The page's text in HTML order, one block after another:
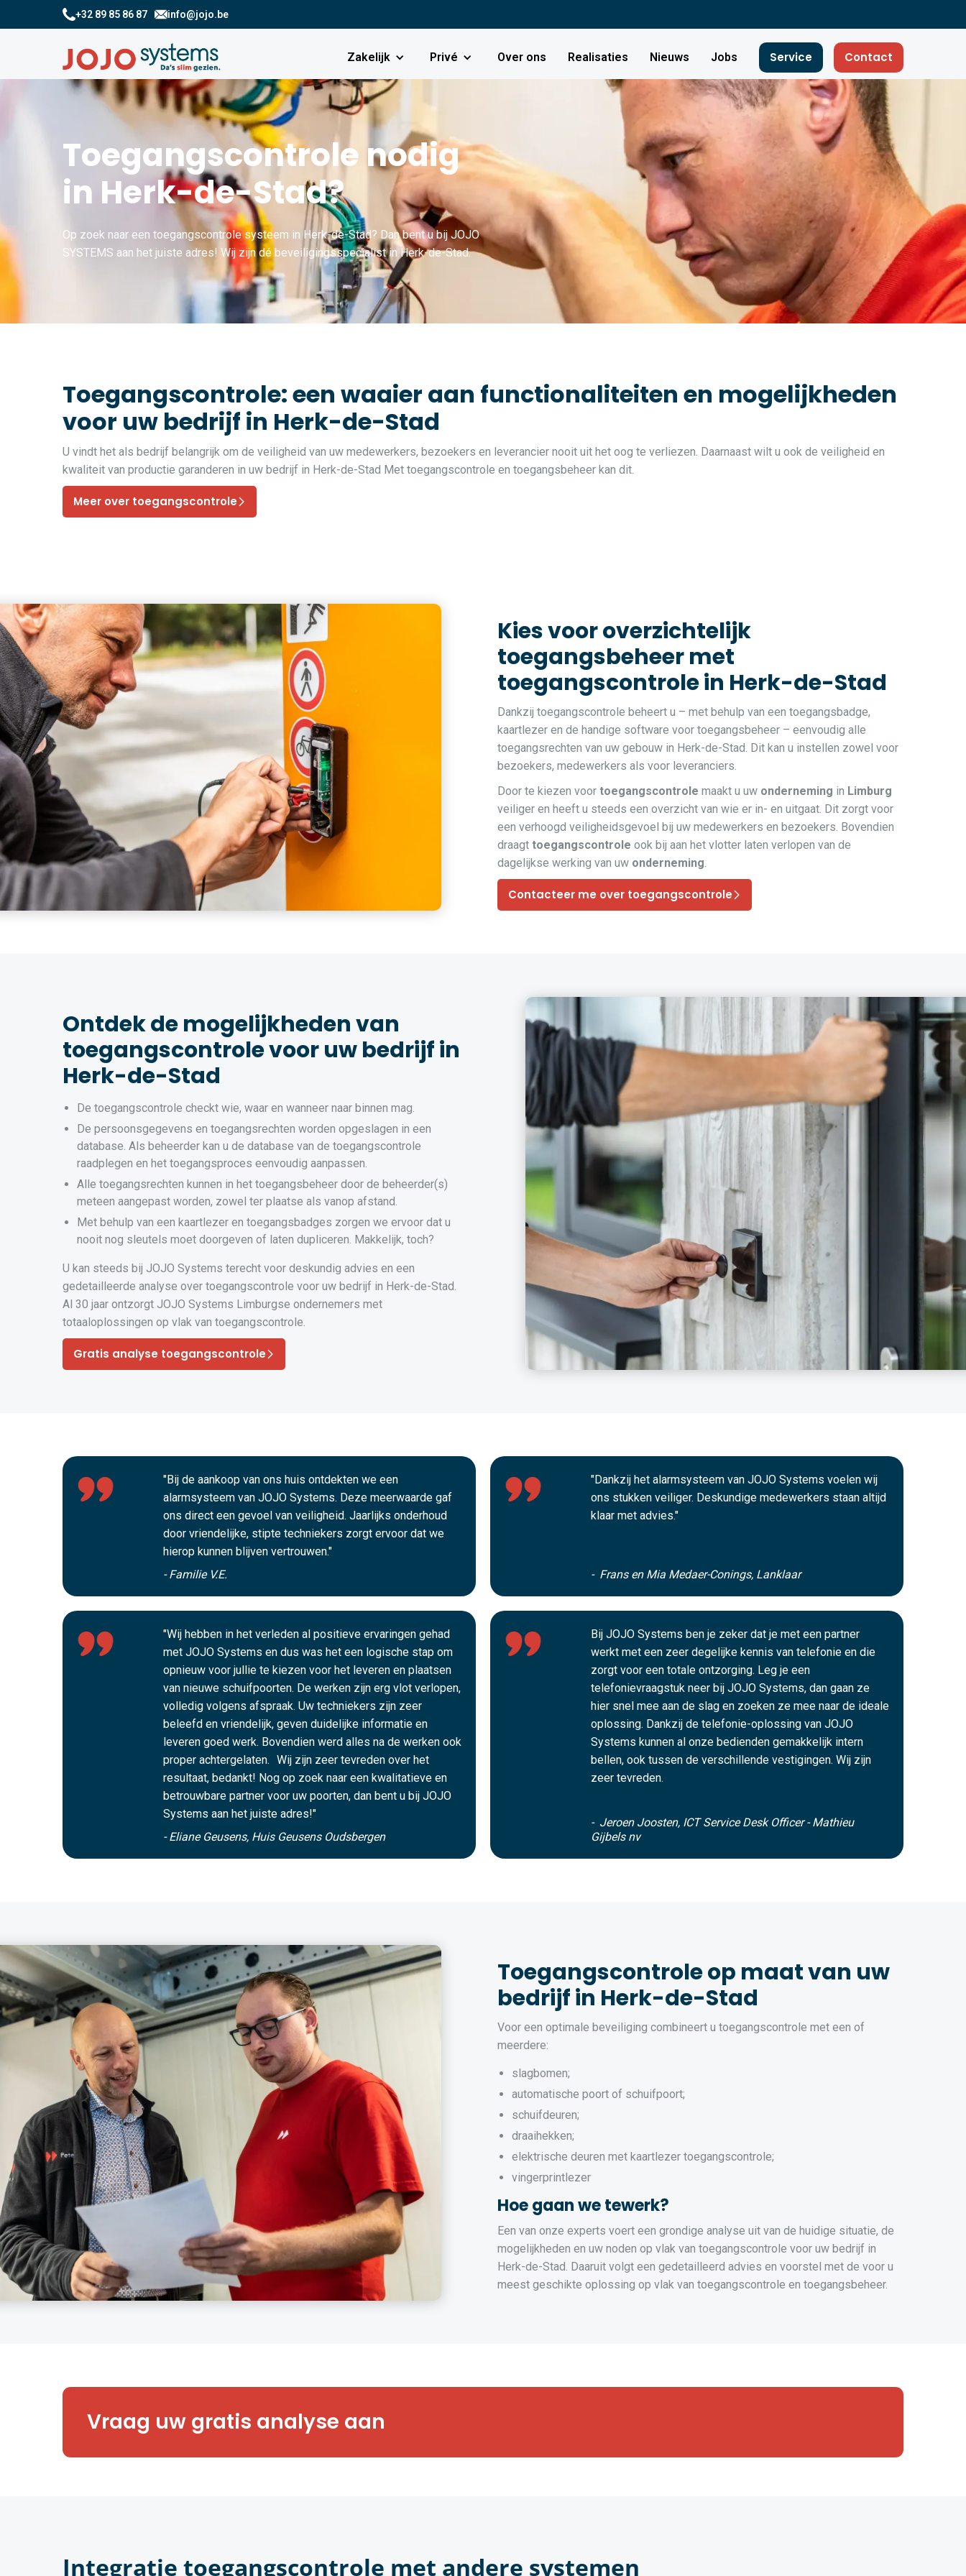
+32 89 85 86 87 info@jojo.be
Zakelijk Privé Over ons Realisaties Nieuws Jobs Service Contact
Toegangscontrole nodig
in Herk-de-Stad?
Op zoek naar een toegangscontrole systeem in Herk-de-Stad? Dan bent u bij JOJO
SYSTEMS aan het juiste adres! Wij zijn dé beveiligingsspecialist in Herk-de-Stad.
Toegangscontrole: een waaier aan functionaliteiten en mogelijkheden
voor uw bedrijf in Herk-de-Stad
U vindt het als bedrijf belangrijk om de veiligheid van uw medewerkers, bezoekers en leverancier nooit uit het oog te verliezen. Daarnaast wilt u ook de veiligheid en
kwaliteit van productie garanderen in uw bedrijf in Herk-de-Stad Met toegangscontrole en toegangsbeheer kan dit.
Meer over toegangscontrole
Kies voor overzichtelijk
toegangsbeheer met
toegangscontrole in Herk-de-Stad
Dankzij toegangscontrole beheert u – met behulp van een toegangsbadge,
kaartlezer en de handige software voor toegangsbeheer – eenvoudig alle
toegangsrechten van uw gebouw in Herk-de-Stad. Dit kan u instellen zowel voor
bezoekers, medewerkers als voor leveranciers.
Door te kiezen voor toegangscontrole maakt u uw onderneming in Limburg
veiliger en heeft u steeds een overzicht van wie er in- en uitgaat. Dit zorgt voor
een verhoogd veiligheidsgevoel bij uw medewerkers en bezoekers. Bovendien
draagt toegangscontrole ook bij aan het vlotter laten verlopen van de
dagelijkse werking van uw onderneming.
Contacteer me over toegangscontrole
Ontdek de mogelijkheden van
toegangscontrole voor uw bedrijf in
Herk-de-Stad
De toegangscontrole checkt wie, waar en wanneer naar binnen mag.
De persoonsgegevens en toegangsrechten worden opgeslagen in een
database. Als beheerder kan u de database van de toegangscontrole
raadplegen en het toegangsproces eenvoudig aanpassen.
Alle toegangsrechten kunnen in het toegangsbeheer door de beheerder(s)
meteen aangepast worden, zowel ter plaatse als vanop afstand.
Met behulp van een kaartlezer en toegangsbadges zorgen we ervoor dat u
nooit nog sleutels moet doorgeven of laten dupliceren. Makkelijk, toch?
U kan steeds bij JOJO Systems terecht voor deskundig advies en een
gedetailleerde analyse over toegangscontrole voor uw bedrijf in Herk-de-Stad.
Al 30 jaar ontzorgt JOJO Systems Limburgse ondernemers met
totaaloplossingen op vlak van toegangscontrole.
Gratis analyse toegangscontrole
"Bij de aankoop van ons huis ontdekten we een
alarmsysteem van JOJO Systems. Deze meerwaarde gaf
ons direct een gevoel van veiligheid. Jaarlijks onderhoud
door vriendelijke, stipte techniekers zorgt ervoor dat we
hierop kunnen blijven vertrouwen."
- Familie V.E.
"Dankzij het alarmsysteem van JOJO Systems voelen wij
ons stukken veiliger. Deskundige medewerkers staan altijd
klaar met advies."
- Frans en Mia Medaer-Conings, Lanklaar
"Wij hebben in het verleden al positieve ervaringen gehad
met JOJO Systems en dus was het een logische stap om
opnieuw voor jullie te kiezen voor het leveren en plaatsen
van nieuwe schuifpoorten. De werken zijn erg vlot verlopen,
volledig volgens afspraak. Uw techniekers zijn zeer
beleefd en vriendelijk, geven duidelijke informatie en
leveren goed werk. Bovendien werd alles na de werken ook
proper achtergelaten. Wij zijn zeer tevreden over het
resultaat, bedankt! Nog op zoek naar een kwalitatieve en
betrouwbare partner voor uw poorten, dan bent u bij JOJO
Systems aan het juiste adres!"
- Eliane Geusens, Huis Geusens Oudsbergen
Bij JOJO Systems ben je zeker dat je met een partner
werkt met een zeer degelijke kennis van telefonie en die
zorgt voor een totale ontzorging. Leg je een
telefonievraagstuk neer bij JOJO Systems, dan gaan ze
hier snel mee aan de slag en zoeken ze mee naar de ideale
oplossing. Dankzij de telefonie-oplossing van JOJO
Systems kunnen al onze bedienden gemakkelijk intern
bellen, ook tussen de verschillende vestigingen. Wij zijn
zeer tevreden.
- Jeroen Joosten, ICT Service Desk Officer - Mathieu
Gijbels nv
Toegangscontrole op maat van uw
bedrijf in Herk-de-Stad
Voor een optimale beveiliging combineert u toegangscontrole met een of
meerdere:
slagbomen;
automatische poort of schuifpoort;
schuifdeuren;
draaihekken;
elektrische deuren met kaartlezer toegangscontrole;
vingerprintlezer
Hoe gaan we tewerk?
Een van onze experts voert een grondige analyse uit van de huidige situatie, de
mogelijkheden en uw noden op vlak van toegangscontrole voor uw bedrijf in
Herk-de-Stad. Daaruit volgt een gedetailleerd advies en voorstel met de voor u
meest geschikte oplossing op vlak van toegangscontrole en toegangsbeheer.
graag een vrijblijvende toegangsanalyse op maat
van uw onderneming.
Vraag uw gratis analyse aan
Integratie toegangscontrole met andere systemen